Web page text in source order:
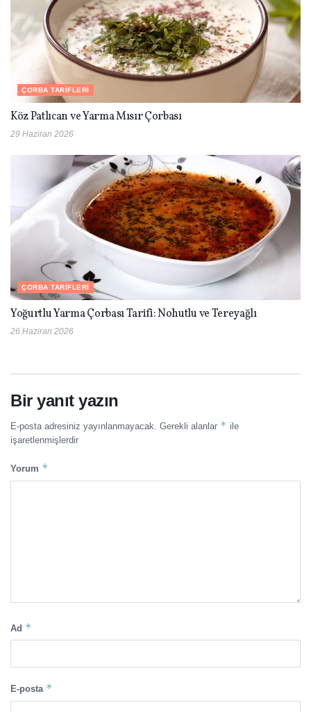
ÇORBA TARIFLERI
Köz Patlıcan ve Yarma Mısır Çorbası
29 Haziran 2026
ÇORBA TARIFLERI
Yoğurtlu Yarma Çorbası Tarifi: Nohutlu ve Tereyağlı
26 Haziran 2026
Bir yanıt yazın
E-posta adresiniz yayınlanmayacak. Gerekli alanlar * ile
işaretlenmişlerdir
Yorum *
Ad *
E-posta *